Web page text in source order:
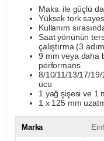
Maks. ile güçlü
Yüksek tork
Kullanım
Saat yönünün
çalıştırma (3
9 mm veya daha
performans
8/10/11/13/17/
ucu
1 yağ şişesi ve 1
1 x 125 mm
Marka